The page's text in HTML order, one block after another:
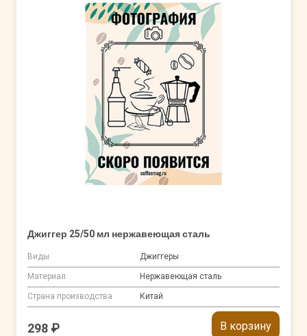
Джиггер 25/50 мл нержавеющая сталь
Виды Джиггеры
Материал Нержавеющая сталь
Страна производства Китай
298 ₽ В корзину